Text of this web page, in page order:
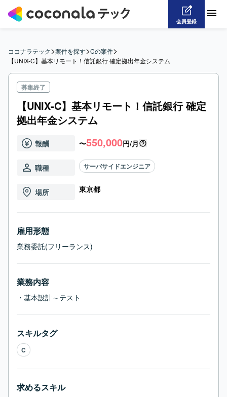
会員登録
ココナラテック>案件を探す>Cの案件>
【UNIX-C】基本リモート！信託銀行 確定拠出年金システム
募集終了
【UNIX-C】基本リモート！信託銀行 確定
拠出年金システム
報酬 〜550,000円/月
職種 サーバサイドエンジニア
場所 東京都
雇用形態
業務委託(フリーランス)
業務内容
・基本設計～テスト
スキルタグ
C
求めるスキル